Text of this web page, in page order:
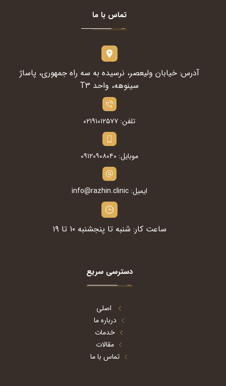
تماس با ما
آدرس: خیابان ولیعصر، نرسیده به سه راه جمهوری، پاساژ
سینوهه، واحد T۳
تلفن: ۰۲۱۹۱۰۱۲۵۷۷
موبایل: ۰۹۱۲۰۹۰۸۰۴۰
ایمیل: info@razhin.clinic
ساعت کار: شنبه تا پنجشنبه ۱۰ تا ۱۹
دسترسی سریع
اصلی
درباره ما
خدمات
مقالات
تماس با ما